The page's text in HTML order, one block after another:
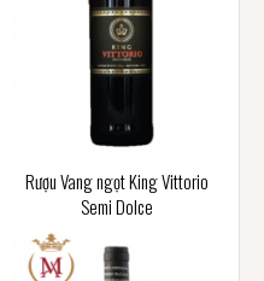
Rượu Vang ngọt King Vittorio
Semi Dolce